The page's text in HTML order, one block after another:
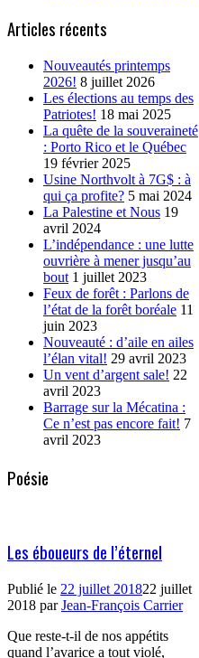
Articles récents
Nouveautés printemps
2026! 8 juillet 2026
Les élections au temps des
Patriotes! 18 mai 2025
La quête de la souveraineté
: Porto Rico et le Québec
19 février 2025
Usine Northvolt à 7G$ : à
qui ça profite? 5 mai 2024
La Palestine et Nous 19
avril 2024
L’indépendance : une lutte
ouvrière à mener jusqu’au
bout 1 juillet 2023
Feux de forêt : Parlons de
l’état de la forêt boréale 11
juin 2023
Nouveauté : d’aile en ailes
l’élan vital! 29 avril 2023
Un vent d’argent sale! 22
avril 2023
Barrage sur la Mécatina :
Ce n’est pas encore fait! 7
avril 2023
Poésie
Les éboueurs de l’éternel
Publié le 22 juillet 201822 juillet
2018 parJean-François Carrier
Que reste-t-il de nos appétits
quand l’avarice a tout violé,